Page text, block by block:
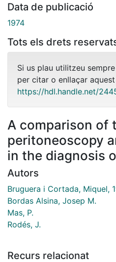
Data de publicació
1974
Tots els drets
Si us plau utilitzeu
per citar o enllaçar
https://hdl.handle.net/
A comparison of
peritoneoscopy
in the diagnosis
Autors
Bruguera i Cortada, Miquel,
Bordas Alsina, Josep M.
Mas, P.
Rodés, J.
Recurs relacionat